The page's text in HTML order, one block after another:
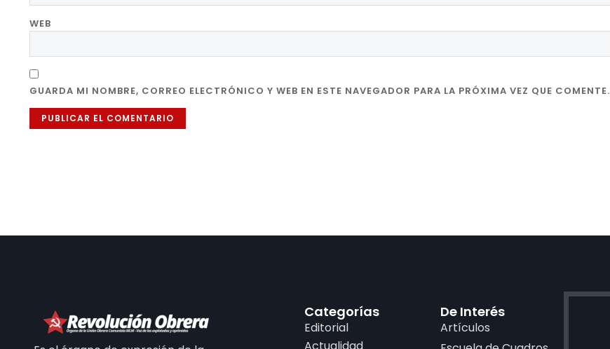
WEB
GUARDA MI NOMBRE, CORREO ELECTRÓNICO Y WEB EN ESTE NAVEGADOR PARA LA PRÓXIMA VEZ QUE COMENTE.
Categorías
Editorial
De Interés
Artículos